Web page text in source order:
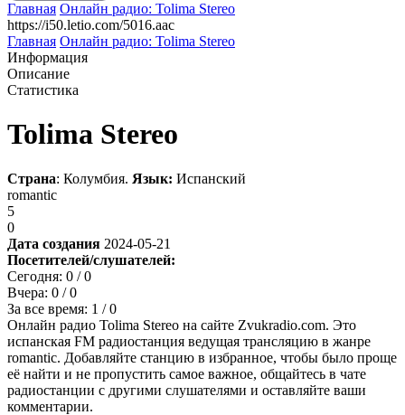
Главная Онлайн радио: Tolima Stereo
https://i50.letio.com/5016.aac
Главная Онлайн радио: Tolima Stereo
Информация
Описание
Статистика
Tolima Stereo
Страна: Колумбия. Язык: Испанский
romantic
5
0
Дата создания 2024-05-21
Посетителей/слушателей:
Сегодня: 0 / 0
Вчера: 0 / 0
За все время: 1 / 0
Онлайн радио Tolima Stereo на сайте Zvukradio.com. Это
испанская FM радиостанция ведущая трансляцию в жанре
romantic. Добавляйте станцию в избранное, чтобы было проще
её найти и не пропустить самое важное, общайтесь в чате
радиостанции с другими слушателями и оставляйте ваши
комментарии.